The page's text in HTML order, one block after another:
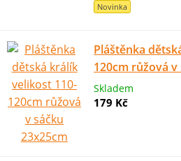
Novinka
Pláštěnka
120cm růžová v
Skladem
179 Kč